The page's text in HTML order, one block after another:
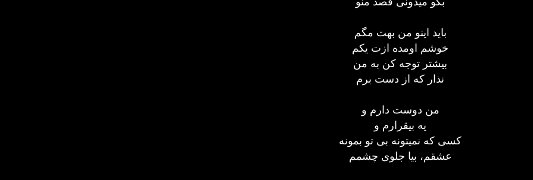
باید اینو من بهت مگم
خوشم اومده ازت یکم
بیشتر توجه کن به من
نذار که از دست برم
من دوست دارم و
یه بیقرارم و
کسی که نمیتونه بی تو بمونه
عشقم، بیا جلوی چشمم